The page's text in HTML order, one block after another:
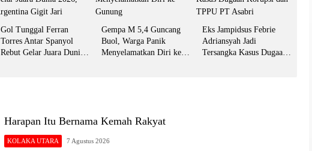
Gol Tunggal Ferran
Torres Antar Spanyol
Rebut Gelar Juara Dunia
Gempa M 5,4 Guncang
Buol, Warga Panik
Menyelamatkan Diri ke
Eks Jampidsus Febrie
Adriansyah Jadi
Tersangka Kasus Dugaan
Harapan Itu Bernama Kemah Rakyat
KOLAKA UTARA 7 Agustus 2026